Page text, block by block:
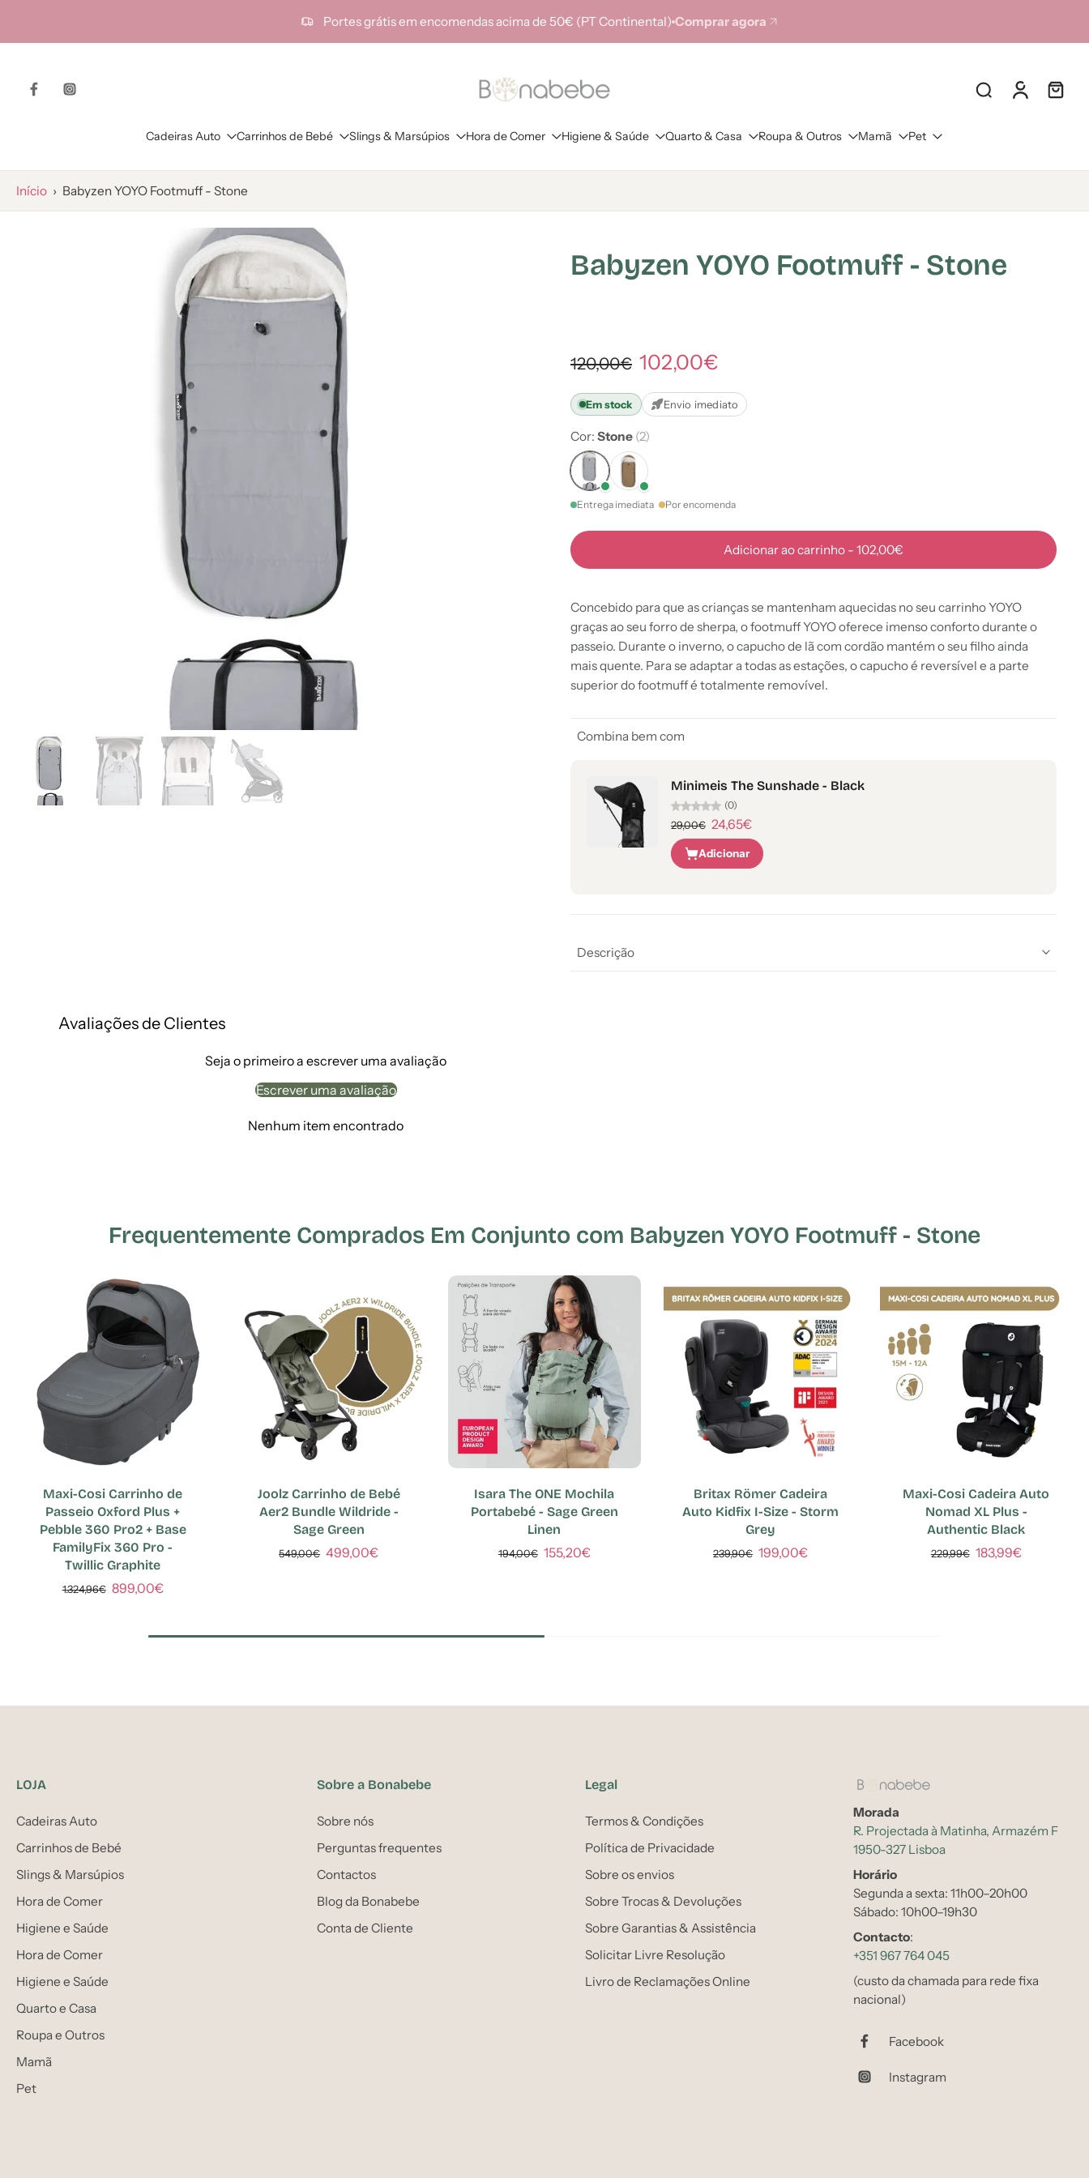
Portes grátis em encomendas acima de 50€ (PT Continental) Comprar agora
Cadeiras Auto Carrinhos de Bebé Slings & Marsúpios Hora de Comer Higiene & Saúde Quarto & Casa Roupa & Outros Mamã Pet
Início › Babyzen YOYO Footmuff - Stone
Babyzen YOYO Footmuff - Stone
120,00€ 102,00€
Em stock Envio imediato
Cor: Stone (2)
Entrega imediata Por encomenda
Adicionar ao carrinho - 102,00€
Concebido para que as crianças se mantenham aquecidas no seu carrinho YOYO
graças ao seu forro de sherpa, o footmuff YOYO oferece imenso conforto durante o
passeio. Durante o inverno, o capucho de lã com cordão mantém o seu filho ainda
mais quente. Para se adaptar a todas as estações, o capucho é reversível e a parte
superior do footmuff é totalmente removível.
Combina bem com
Minimeis The Sunshade - Black
(0)
29,00€ 24,65€
Adicionar
Descrição
Avaliações de Clientes
Seja o primeiro a escrever uma avaliação
Escrever uma avaliação
Nenhum item encontrado
Frequentemente Comprados Em Conjunto com Babyzen YOYO Footmuff - Stone
Maxi-Cosi Carrinho de
Passeio Oxford Plus +
Pebble 360 Pro2 + Base
FamilyFix 360 Pro -
Twillic Graphite
1.324,96€ 899,00€
Joolz Carrinho de Bebé
Aer2 Bundle Wildride -
Sage Green
549,00€ 499,00€
Isara The ONE Mochila
Portabebé - Sage Green
Linen
194,00€ 155,20€
Britax Römer Cadeira
Auto Kidfix I-Size - Storm
Grey
239,90€ 199,00€
Maxi-Cosi Cadeira Auto
Nomad XL Plus -
Authentic Black
229,99€ 183,99€
LOJA
Cadeiras Auto
Carrinhos de Bebé
Slings & Marsúpios
Hora de Comer
Higiene e Saúde
Hora de Comer
Higiene e Saúde
Quarto e Casa
Roupa e Outros
Mamã
Pet
Sobre a Bonabebe
Sobre nós
Perguntas frequentes
Contactos
Blog da Bonabebe
Conta de Cliente
Legal
Termos & Condições
Política de Privacidade
Sobre os envios
Sobre Trocas & Devoluções
Sobre Garantias & Assistência
Solicitar Livre Resolução
Livro de Reclamações Online
Morada
R. Projectada à Matinha, Armazém F
1950-327 Lisboa
Horário
Segunda a sexta: 11h00–20h00
Sábado: 10h00–19h30
Contacto:
+351 967 764 045
(custo da chamada para rede fixa
nacional)
Facebook
Instagram